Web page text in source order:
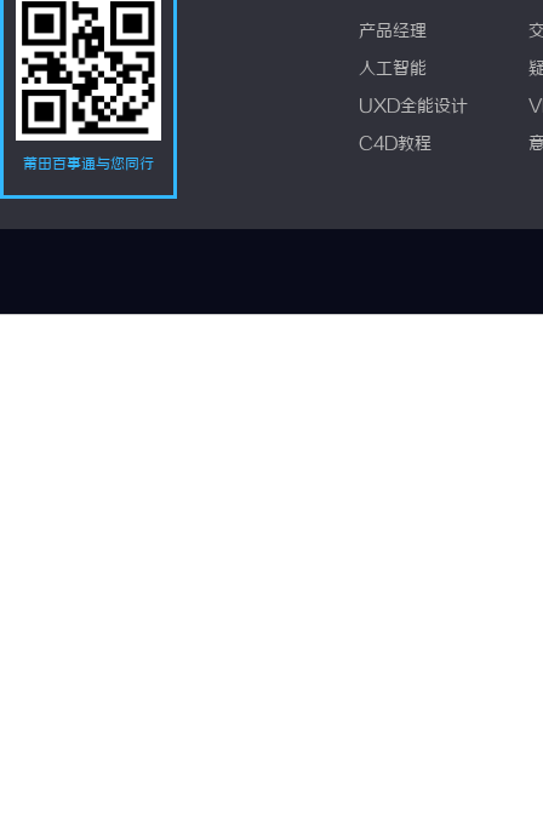
莆田百事通与您同行
产品经理
人工智能
UXD全能设计
C4D教程